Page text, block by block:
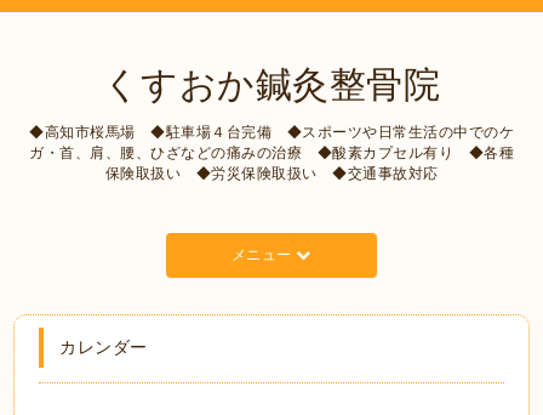
くすおか鍼灸整骨院
◆高知市桜馬場 ◆駐車場４台完備 ◆スポーツや日常生活の中でのケ
ガ・首、肩、腰、ひざなどの痛みの治療 ◆酸素カプセル有り ◆各種
保険取扱い ◆労災保険取扱い ◆交通事故対応
メニュー
カレンダー